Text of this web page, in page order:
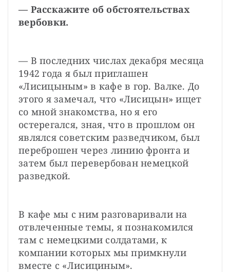
— Расскажите об обстоятельствах
вербовки.
— В последних числах декабря месяца
1942 года я был приглашен
«Лисицыным» в кафе в гор. Валке. До
этого я замечал, что «Лисицын» ищет
со мной знакомства, но я его
остерегался, зная, что в прошлом он
являлся советским разведчиком, был
переброшен через линию фронта и
затем был перевербован немецкой
разведкой.
В кафе мы с ним разговаривали на
отвлеченные темы, я познакомился
там с немецкими солдатами, к
компании которых мы примкнули
вместе с «Лисициным».